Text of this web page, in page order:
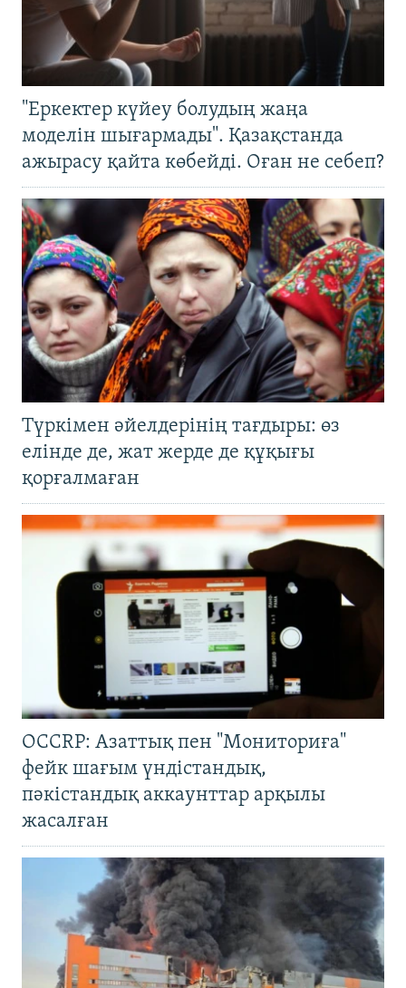
"Еркектер күйеу болудың жаңа
моделін шығармады". Қазақстанда
ажырасу қайта көбейді. Оған не себеп?
Түркімен әйелдерінің тағдыры: өз
елінде де, жат жерде де құқығы
қорғалмаған
OCCRP: Азаттық пен "Мониториға"
фейк шағым үндістандық,
пәкістандық аккаунттар арқылы
жасалған